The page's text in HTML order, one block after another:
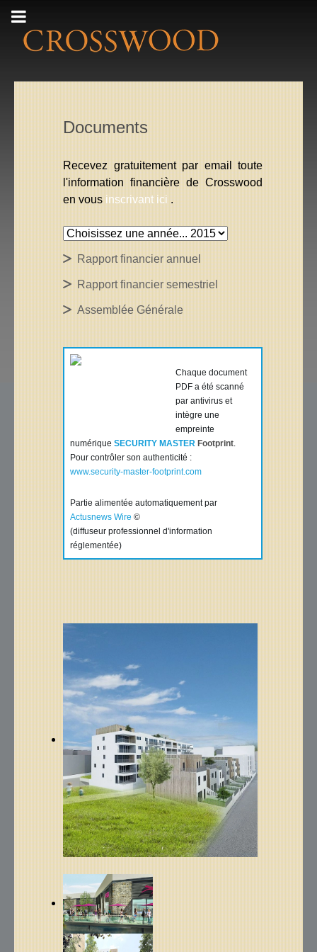
Documents
Recevez gratuitement par email toute
l'information financière de Crosswood
en vous inscrivant ici .
Rapport financier annuel
Rapport financier semestriel
Assemblée Générale
Chaque document
PDF a été scanné
par antivirus et
intègre une
empreinte
numérique SECURITY MASTER Footprint.
Pour contrôler son authenticité :
www.security-master-footprint.com
Partie alimentée automatiquement par
Actusnews Wire ©
(diffuseur professionnel d'information
réglementée)